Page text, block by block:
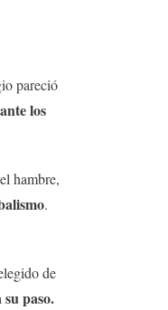
pareció
los
hambre,
.
de
paso.